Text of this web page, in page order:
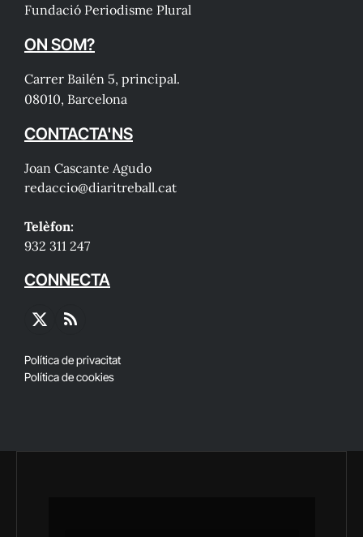
Fundació Periodisme Plural
ON SOM?
Carrer Bailén 5, principal.
08010, Barcelona
CONTACTA'NS
Joan Cascante Agudo
redaccio@diaritreball.cat
Telèfon:
932 311 247
CONNECTA
X
RSS
Política de privacitat
Política de cookies